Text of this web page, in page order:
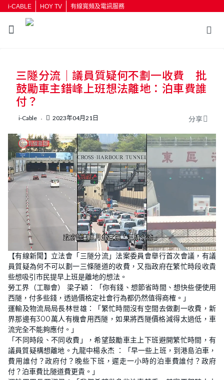
i-CABLE HOY TV 有線寬頻及電訊服務
按輸入鍵開始搜尋
三隧分流｜議員質疑何不劃一收費 批
鼓勵車主錯峰上班想法離地：泊車費誰
付？
i-Cable 2023年04月21日 分享
n
m
u
t
e
o
a
d
e
d
:
2
2
.
0
6
%
【有線新聞】立法會「三隧分流」法案委員會舉行首次會議，有議
員質疑為何不可以劃一三條隧道的收費，又指政府在繁忙時段收貴
些想吸引市民提早上班是離地的想法。
勞工界（工聯會） 梁子穎：「你有錢、想節省時間、想快些便使用
西隧，付多些錢，透過價格定社會行為都仍然值得商榷。」
運輸及物流局局長林世雄：「繁忙時間沒有空間去做劃一收費，新
界那邊有300萬人有機會用西隧，如果將西隧價格減得太過低，車
流完全不能夠應付。」
「不同時段、不同收費」，希望鼓勵車主上下班避開繁忙時間，有
議員質疑構想離地。九龍中楊永杰 ：「早一些上班，到港島泊車，
費用誰付？政府付？晚些下班，遲走一小時的泊車費誰付？政府
付？泊車費比隧道費更貴。」